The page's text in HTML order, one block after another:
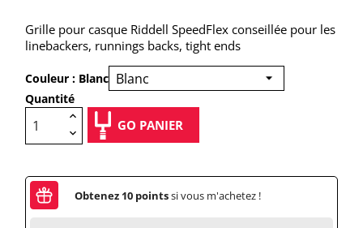
Grille pour casque Riddell SpeedFlex conseillée pour les
linebackers, runnings backs, tight ends
Couleur : Blanc
Quantité
GO PANIER
Obtenez 10 pointssi vous m'achetez !